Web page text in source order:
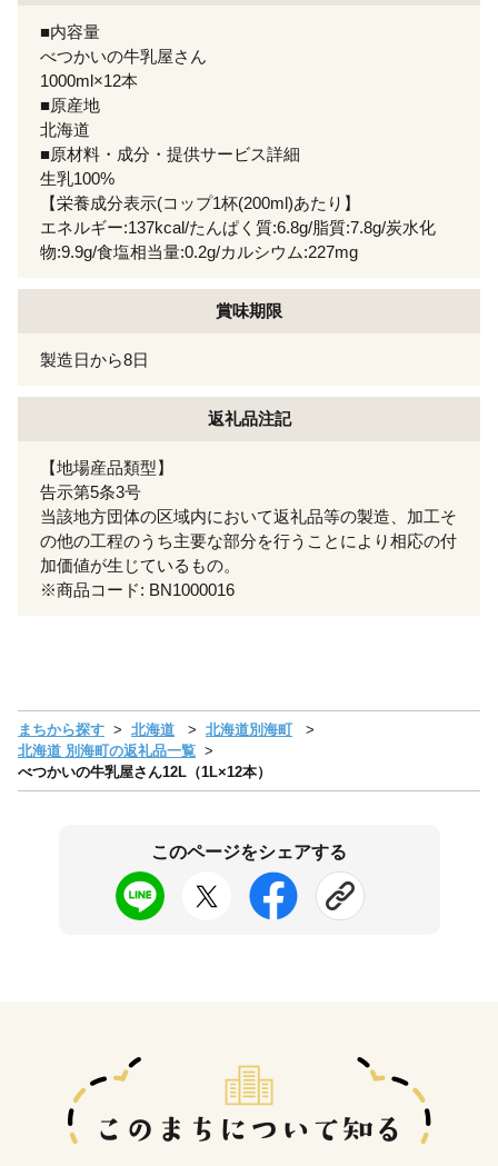
■内容量
べつかいの牛乳屋さん
1000ml×12本
■原産地
北海道
■原材料・成分・提供サービス詳細
生乳100%
【栄養成分表示(コップ1杯(200ml)あたり】
エネルギー:137kcal/たんぱく質:6.8g/脂質:7.8g/炭水化
物:9.9g/食塩相当量:0.2g/カルシウム:227mg
賞味期限
製造日から8日
返礼品注記
【地場産品類型】
告示第5条3号
当該地方団体の区域内において返礼品等の製造、加工そ
の他の工程のうち主要な部分を行うことにより相応の付
加価値が生じているもの。
※商品コード: BN1000016
まちから探す 北海道
北海道別海町
北海道 別海町の返礼品一覧
べつかいの牛乳屋さん12L（1L×12本）
このページをシェアする